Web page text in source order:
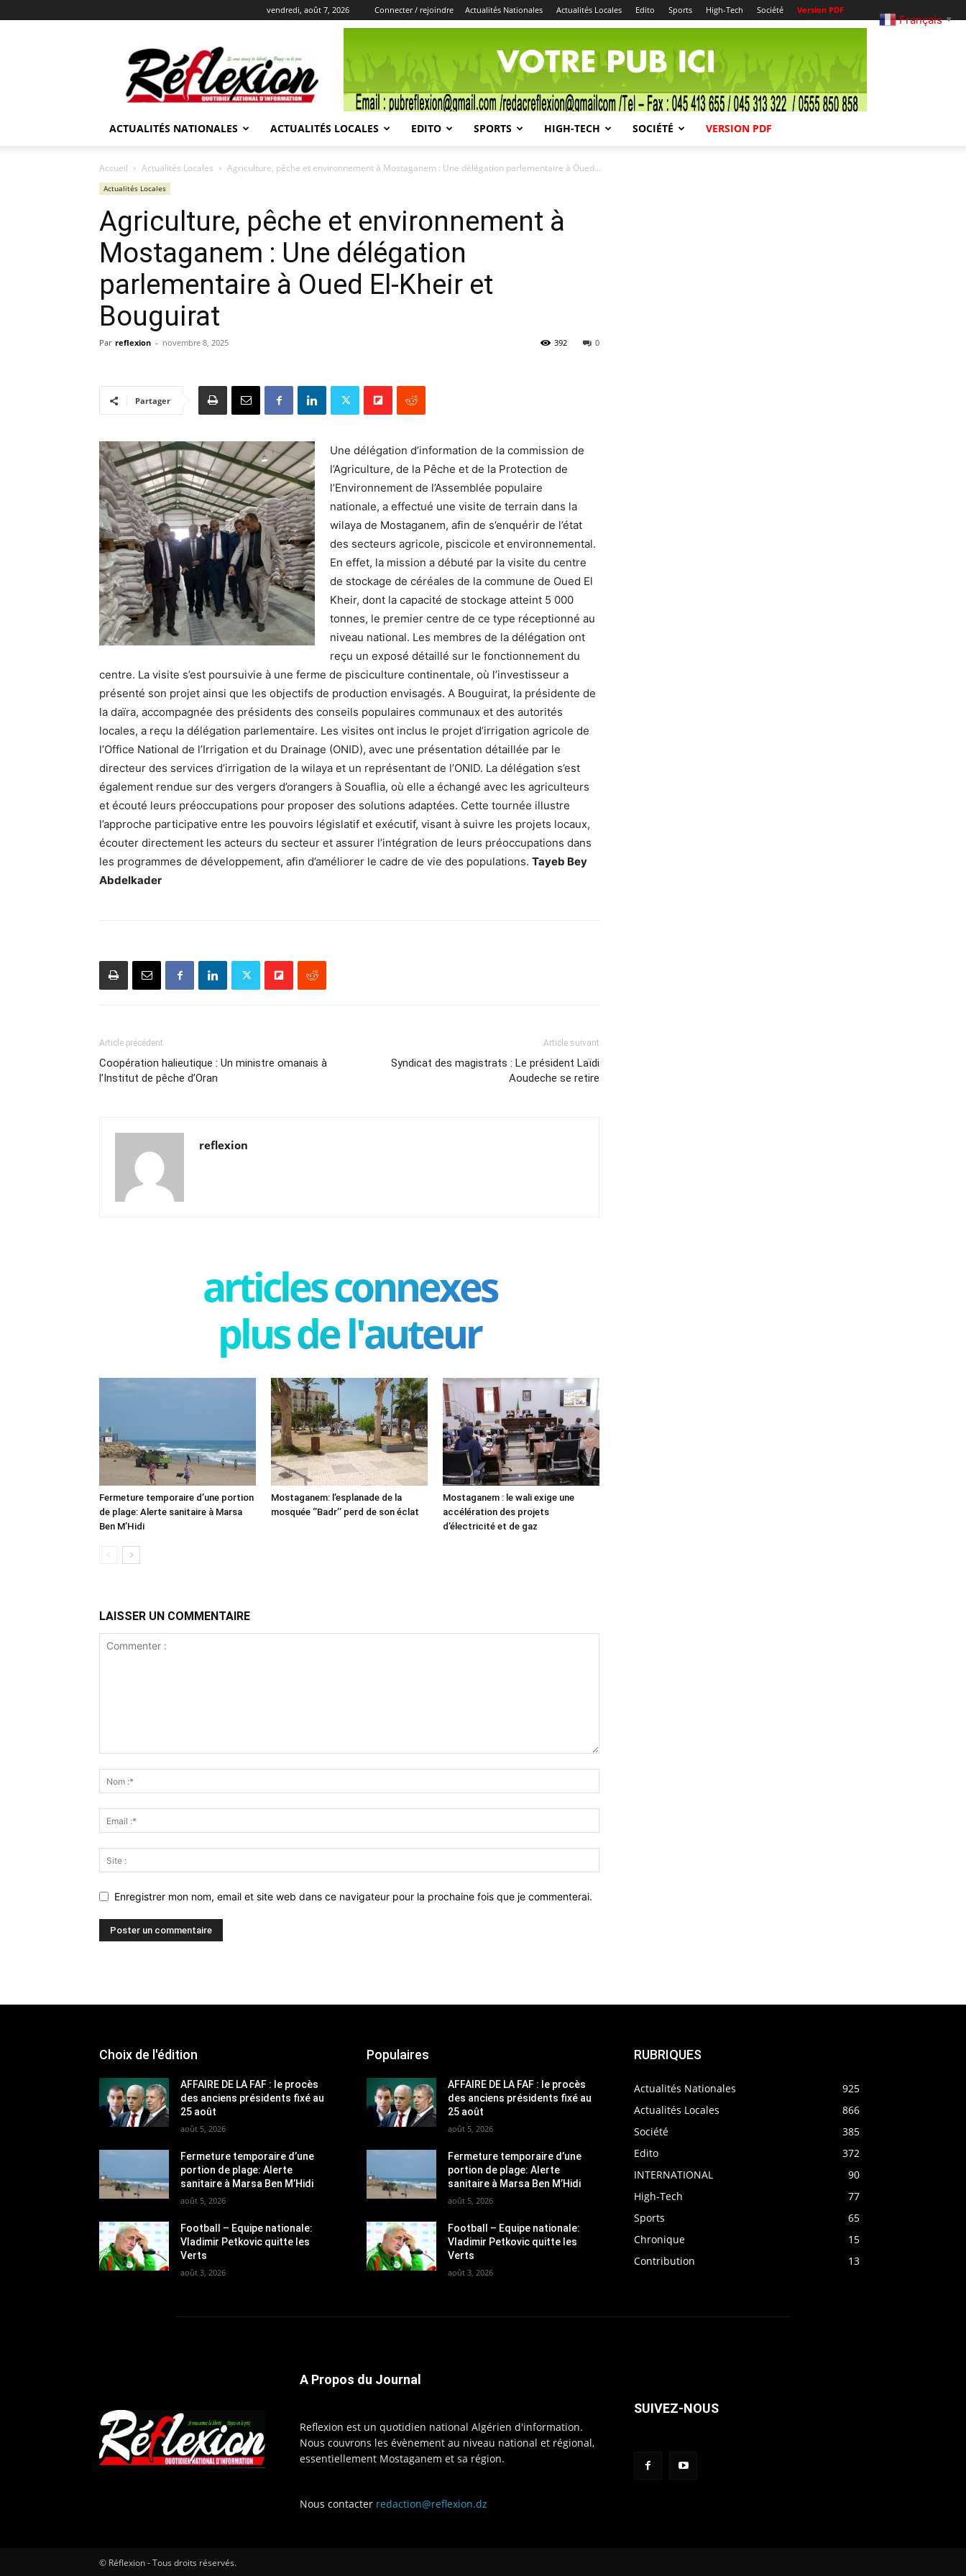
vendredi, août 7, 2026 Connecter / rejoindre Actualités Nationales Actualités Locales Edito Sports High-Tech Société Version PDF
REFLEXION
ACTUALITÉS NATIONALES ACTUALITÉS LOCALES EDITO SPORTS HIGH-TECH SOCIÉTÉ VERSION PDF
Accueil Actualités Locales Agriculture, pêche et environnement à Mostaganem : Une délégation parlementaire à Oued...
Actualités Locales
Agriculture, pêche et environnement à
Mostaganem : Une délégation
parlementaire à Oued El-Kheir et
Bouguirat
Par reflexion - novembre 8, 2025 0
392
Partager
Une délégation d’information de la commission de
l’Agriculture, de la Pêche et de la Protection de
l’Environnement de l’Assemblée populaire
nationale, a effectué une visite de terrain dans la
wilaya de Mostaganem, afin de s’enquérir de l’état
des secteurs agricole, piscicole et environnemental.
En effet, la mission a débuté par la visite du centre
de stockage de céréales de la commune de Oued El
Kheir, dont la capacité de stockage atteint 5 000
tonnes, le premier centre de ce type réceptionné au
niveau national. Les membres de la délégation ont
reçu un exposé détaillé sur le fonctionnement du
centre. La visite s’est poursuivie à une ferme de pisciculture continentale, où l’investisseur a
présenté son projet ainsi que les objectifs de production envisagés. A Bouguirat, la présidente de
la daïra, accompagnée des présidents des conseils populaires communaux et des autorités
locales, a reçu la délégation parlementaire. Les visites ont inclus le projet d’irrigation agricole de
l’Office National de l’Irrigation et du Drainage (ONID), avec une présentation détaillée par le
directeur des services d’irrigation de la wilaya et un représentant de l’ONID. La délégation s’est
également rendue sur des vergers d’orangers à Souaflia, où elle a échangé avec les agriculteurs
et écouté leurs préoccupations pour proposer des solutions adaptées. Cette tournée illustre
l’approche participative entre les pouvoirs législatif et exécutif, visant à suivre les projets locaux,
écouter directement les acteurs du secteur et assurer l’intégration de leurs préoccupations dans
les programmes de développement, afin d’améliorer le cadre de vie des populations. Tayeb Bey
Abdelkader
Article précédent
Coopération halieutique : Un ministre omanais à
l’Institut de pêche d’Oran
Article suivant
Syndicat des magistrats : Le président Laïdi
Aoudeche se retire
reflexion
articles connexes
plus de l'auteur
Fermeture temporaire d’une portion
de plage: Alerte sanitaire à Marsa
Ben M’Hidi
Mostaganem: l’esplanade de la
mosquée ‘’Badr’’ perd de son éclat
Mostaganem : le wali exige une
accélération des projets
d’électricité et de gaz
LAISSER UN COMMENTAIRE
Enregistrer mon nom, email et site web dans ce navigateur pour la prochaine fois que je commenterai.
Choix de l'édition
AFFAIRE DE LA FAF : le procès
des anciens présidents fixé au
25 août
août 5, 2026
Fermeture temporaire d’une
portion de plage: Alerte
sanitaire à Marsa Ben M’Hidi
août 5, 2026
Football – Equipe nationale:
Vladimir Petkovic quitte les
Verts
août 3, 2026
Populaires
AFFAIRE DE LA FAF : le procès
des anciens présidents fixé au
25 août
août 5, 2026
Fermeture temporaire d’une
portion de plage: Alerte
sanitaire à Marsa Ben M’Hidi
août 5, 2026
Football – Equipe nationale:
Vladimir Petkovic quitte les
Verts
août 3, 2026
RUBRIQUES
Actualités Nationales
925
Actualités Locales
866
Société
385
Edito
372
INTERNATIONAL
90
High-Tech
77
Sports
65
Chronique
15
Contribution
13
A Propos du Journal
Reflexion est un quotidien national Algérien d'information.
Nous couvrons les évènement au niveau national et régional,
essentiellement Mostaganem et sa région.
Nous contacter redaction@reflexion.dz
SUIVEZ-NOUS
© Réflexion - Tous droits réservés.
Français ▼